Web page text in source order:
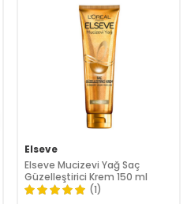
Elseve
Elseve Mucizevi Yağ Saç
Güzelleştirici Krem 150 ml
(1)